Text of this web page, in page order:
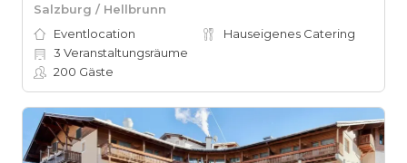
Salzburg / Hellbrunn
Eventlocation
Hauseigenes Catering
3 Veranstaltungsräume
200 Gäste